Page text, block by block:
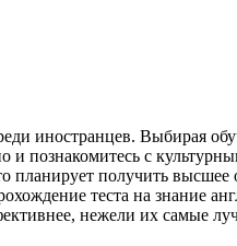
иностранцев. Выбирая
и познакомитесь с
планирует получить
теста на знание
нежели их самые